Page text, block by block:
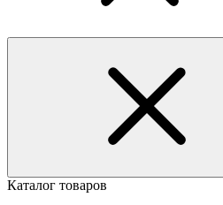
Каталог товаров